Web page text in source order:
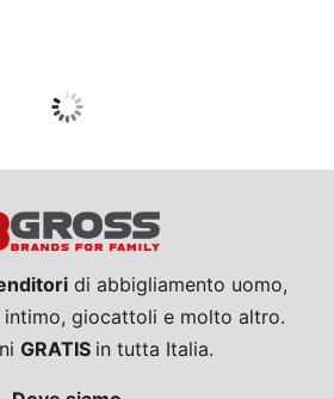
Guarda tutto
di abbigliamento uomo,
intimo, giocattoli e molto altro.
GRATIS in tutta Italia.